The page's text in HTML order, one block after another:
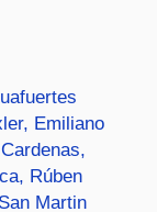
, Emiliano
,
, Rúben
Martin